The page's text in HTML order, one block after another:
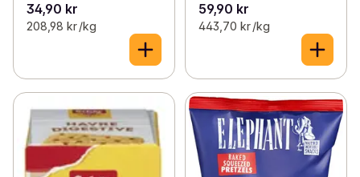
34,90 kr
208,98 kr /kg
59,90 kr
443,70 kr /kg